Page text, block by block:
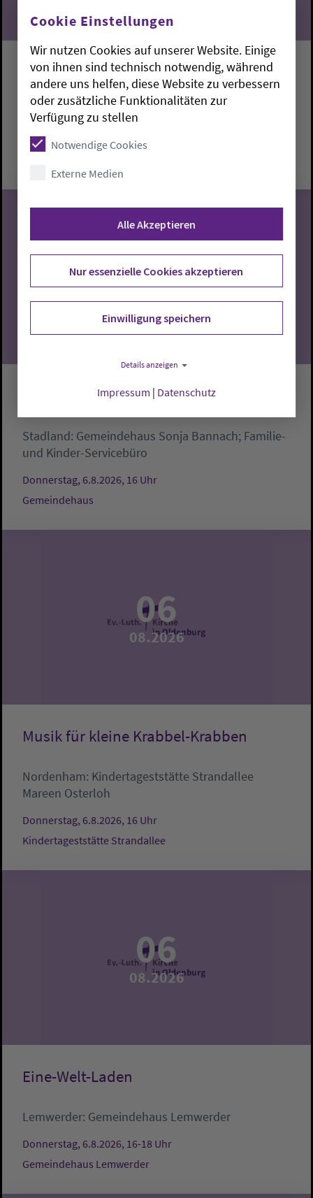
Singen mit Lidia
Stadland:Gemeindehaus
Donnerstag, 6.8.2026, 14:30-16 Uhr
06
08.2026
Krabbelgruppe
Stadland: Gemeindehaus Sonja Bannach; Familie-
und Kinder-Servicebüro
Donnerstag, 6.8.2026, 16 Uhr
Gemeindehaus
06
08.2026
Musik für kleine Krabbel-Krabben
Nordenham: Kindertageststätte Strandallee
Mareen Osterloh
Donnerstag, 6.8.2026, 16 Uhr
Kindertageststätte Strandallee
06
08.2026
Eine-Welt-Laden
Lemwerder: Gemeindehaus Lemwerder
Donnerstag, 6.8.2026, 16-18 Uhr
Gemeindehaus Lemwerder
Cookie Einstellungen
Wir nutzen Cookies auf unserer Website. Einige
von ihnen sind technisch notwendig, während
andere uns helfen, diese Website zu verbessern
oder zusätzliche Funktionalitäten zur
Verfügung zu stellen
Notwendige Cookies
Externe Medien
Alle Akzeptieren
Nur essenzielle Cookies akzeptieren
Einwilligung speichern
Details anzeigen
Impressum | Datenschutz